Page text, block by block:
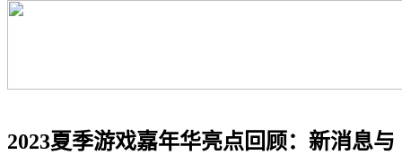
2023夏季游戏嘉年华亮点回顾：新消息与